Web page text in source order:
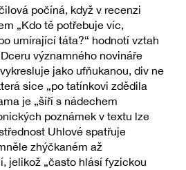
počíná, když v recenzi
„Kdo tě potřebuje víc,
umírající táta?“ hodnotí vztah
významného novináře
jako ufňukanou, div ne
sice „po tatínkovi zdědila
je „šíří s nádechem
poznámek v textu lze
Uhlové spatřuje
zhýčkaném až
jelikož „často hlásí fyzickou